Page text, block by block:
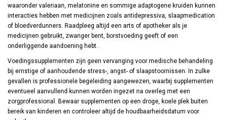
waaronder valeriaan, melatonine en sommige adaptogene kruiden kunnen
interacties hebben met medicijnen zoals antidepressiva, slaapmedication
of bloedverdunners. Raadpleeg altijd een arts of apotheker als je
medicijnen gebruikt, zwanger bent, borstvoeding geeft of een
onderliggende aandoening hebt.
Voedingssupplementen zijn geen vervanging voor medische behandeling
bij ernstige of aanhoudende stress-, angst- of slaapstoornissen. In zulke
gevallen is professionele begeleiding aangewezen, waarbij supplementen
eventueel aanvullend kunnen worden ingezet na overleg met een
zorgprofessional. Bewaar supplementen op een droge, koele plek buiten
bereik van kinderen en controleer altijd de houdbaarheidsdatum voor